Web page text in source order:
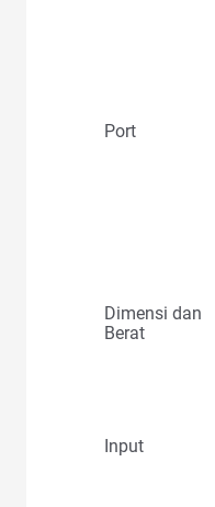
Port
Dimensi dan
Berat
Input